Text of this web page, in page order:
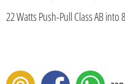
22 Watts Push-Pull Class AB into